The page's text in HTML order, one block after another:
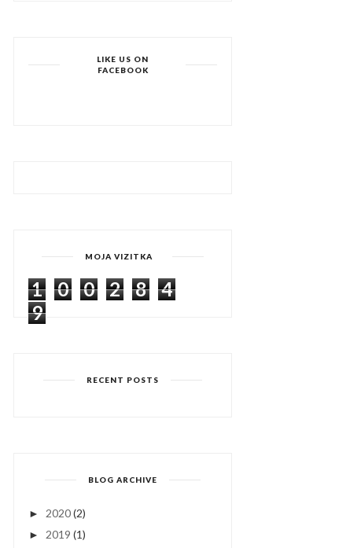
LIKE US ON
FACEBOOK
MOJA VIZITKA
1 0 0 2 8
4
9
RECENT POSTS
BLOG ARCHIVE
► 2020(2)
► 2019 (1)